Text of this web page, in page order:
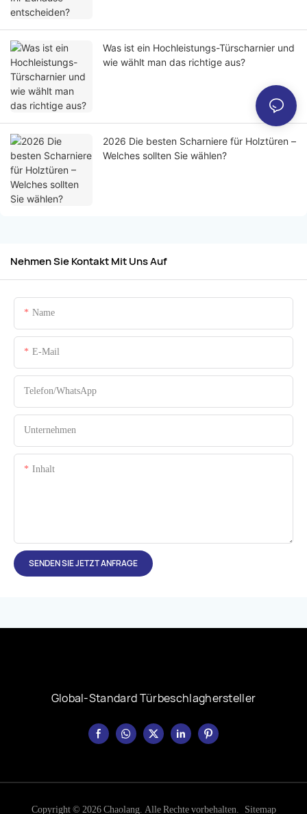
Was ist ein Hochleistungs-Türscharnier und
wie wählt man das richtige aus?
2026 Die besten Scharniere für Holztüren –
Welches sollten Sie wählen?
Nehmen Sie Kontakt Mit Uns Auf
Name
E-Mail
Telefon/WhatsApp
Unternehmen
Inhalt
SENDEN SIE JETZT ANFRAGE
Global-Standard Türbeschlaghersteller
Copyright © 2026 Chaolang. Alle Rechte vorbehalten. Sitemap